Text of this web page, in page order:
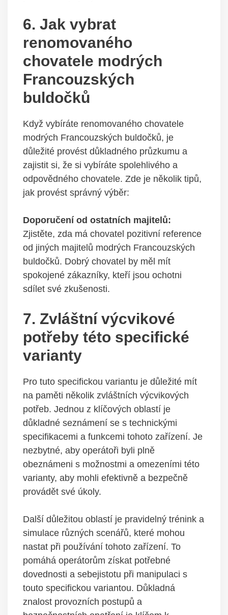
6. Jak vybrat
renomovaného
chovatele modrých
Francouzských
buldočků
Když vybíráte renomovaného chovatele
modrých Francouzských buldočků, je
důležité provést důkladného průzkumu a
zajistit si, že si vybíráte spolehlivého a
odpovědného chovatele. Zde je několik tipů,
jak provést správný výběr:
Doporučení od ostatních majitelů:
Zjistěte, zda má chovatel pozitivní reference
od jiných majitelů modrých Francouzských
buldočků. Dobrý chovatel by měl mít
spokojené zákazníky, kteří jsou ochotni
sdílet své zkušenosti.
7. Zvláštní výcvikové
potřeby této specifické
varianty
Pro tuto specifickou variantu je důležité mít
na paměti několik zvláštních výcvikových
potřeb. Jednou z klíčových oblastí je
důkladné seznámení se s technickými
specifikacemi a funkcemi tohoto zařízení. Je
nezbytné, aby operátoři byli plně
obeznámeni s možnostmi a omezeními této
varianty, aby mohli efektivně a bezpečně
provádět své úkoly.
Další důležitou oblastí je pravidelný trénink a
simulace různých scenářů, které mohou
nastat při používání tohoto zařízení. To
pomáhá operátorům získat potřebné
dovednosti a sebejistotu při manipulaci s
touto specifickou variantou. Důkladná
znalost provozních postupů a